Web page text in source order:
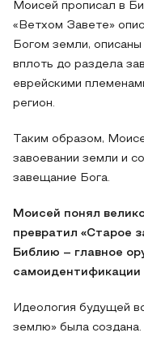
Моисей прописал в
«Ветхом Завете»
Богом земли,
вплоть до раздела
еврейскими
регион.
Таким образом,
завоевании земли и
завещание Бога.
Моисей понял
превратил «Старое
Библию – главное
самоидентификации
Идеология будущей
землю» была